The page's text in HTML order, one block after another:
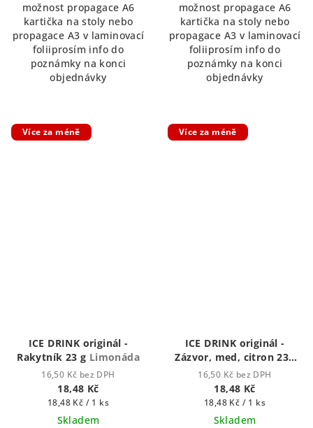
možnost propagace A6
kartička na stoly nebo
propagace A3 v laminovací
foliiprosím info do
poznámky na konci
objednávky
možnost propagace A6
kartička na stoly nebo
propagace A3 v laminovací
foliiprosím info do
poznámky na konci
objednávky
Více za méně
ICE DRINK originál -
Rakytník 23 g Limonáda
16,50 Kč bez DPH
18,48 Kč
Měrná
cena:
18,48 Kč / 1 ks
Skladem
Více za méně
ICE DRINK originál -
Zázvor, med, citron 23g
Ice drink - ledový nápoj
16,50 Kč bez DPH
18,48 Kč
Měrná
cena:
18,48 Kč / 1 ks
Skladem